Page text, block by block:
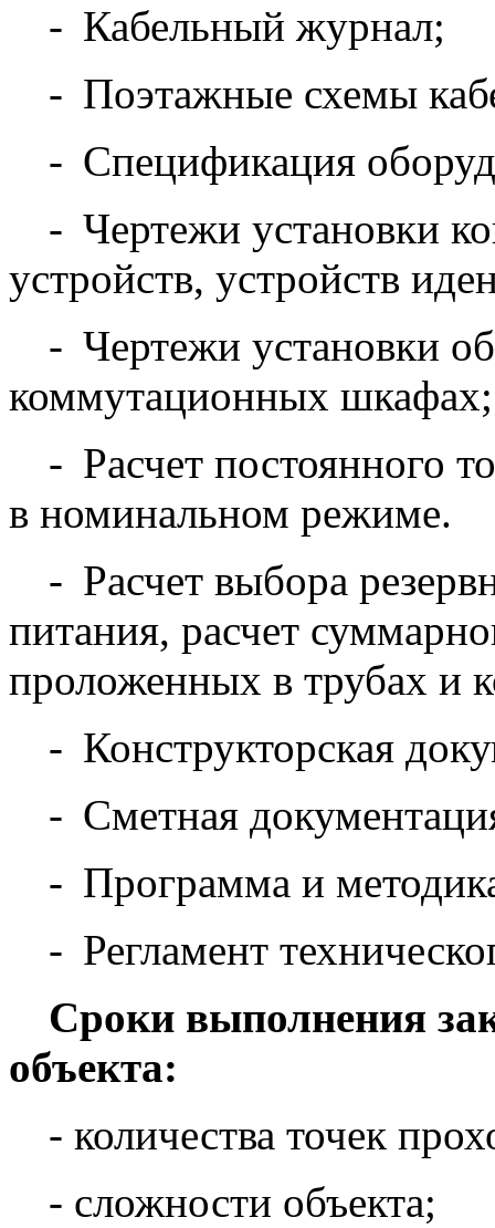
- Кабельный журнал;
- Поэтажные схемы
- Спецификация
- Чертежи установки
устройств, устройств
- Чертежи установки
коммутационных шкафах;
- Расчет постоянного
в номинальном режиме.
- Расчет выбора
питания, расчет
проложенных в трубах и
- Конструкторская
- Сметная
- Программа и
- Регламент
Сроки выполнения
объекта:
- количества точек
- сложности объекта;